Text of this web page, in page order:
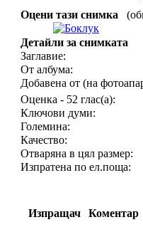
Оцени тази снимка
Детайли за снимката
Заглавие:
От албума:
Добавена от (на
Оценка - 52 глас(а):
Ключови думи:
Големина:
Качество:
Отваряна в цял размер:
Изпратена по ел.поща:
Изпращач Коментар